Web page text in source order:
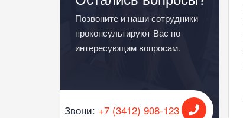
Позвоните и наши сотрудники
проконсультируют Вас по
интересующим вопросам.
Звони: +7 (3412) 908-123